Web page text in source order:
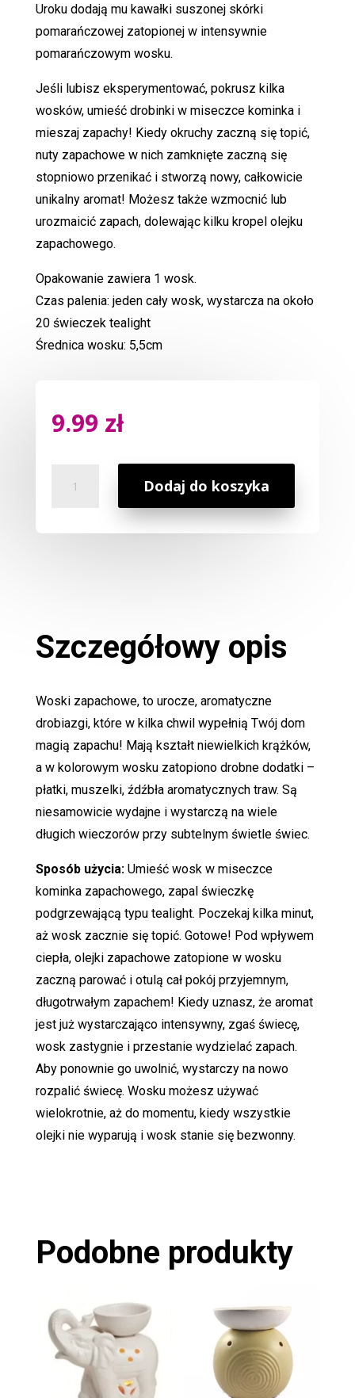
Uroku dodają mu kawałki suszonej skórki
pomarańczowej zatopionej w intensywnie
pomarańczowym wosku.
Jeśli lubisz eksperymentować, pokrusz kilka
wosków, umieść drobinki w miseczce kominka i
mieszaj zapachy! Kiedy okruchy zaczną się topić,
nuty zapachowe w nich zamknięte zaczną się
stopniowo przenikać i stworzą nowy, całkowicie
unikalny aromat! Możesz także wzmocnić lub
urozmaicić zapach, dolewając kilku kropel olejku
zapachowego.
Opakowanie zawiera 1 wosk.
Czas palenia: jeden cały wosk, wystarcza na około
20 świeczek tealight
Średnica wosku: 5,5cm
9.99 zł
Wosk
Dodaj do koszyka
Szczegółowy opis
Woski zapachowe, to urocze, aromatyczne
drobiazgi, które w kilka chwil wypełnią Twój dom
magią zapachu! Mają kształt niewielkich krążków,
a w kolorowym wosku zatopiono drobne dodatki –
płatki, muszelki, źdźbła aromatycznych traw. Są
niesamowicie wydajne i wystarczą na wiele
długich wieczorów przy subtelnym świetle świec.
Sposób użycia: Umieść wosk w miseczce
kominka zapachowego, zapal świeczkę
podgrzewającą typu tealight. Poczekaj kilka minut,
aż wosk zacznie się topić. Gotowe! Pod wpływem
ciepła, olejki zapachowe zatopione w wosku
zaczną parować i otulą cał pokój przyjemnym,
długotrwałym zapachem! Kiedy uznasz, że aromat
jest już wystarczająco intensywny, zgaś świecę,
wosk zastygnie i przestanie wydzielać zapach.
Aby ponownie go uwolnić, wystarczy na nowo
rozpalić świecę. Wosku możesz używać
wielokrotnie, aż do momentu, kiedy wszystkie
olejki nie wyparują i wosk stanie się bezwonny.
Podobne produkty